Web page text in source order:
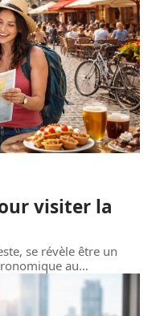
visiter la
se révèle être un
au…